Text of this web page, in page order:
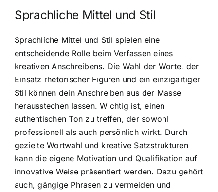
Sprachliche Mittel und Stil
Sprachliche Mittel und Stil spielen eine
entscheidende Rolle beim Verfassen eines
kreativen Anschreibens. Die Wahl der Worte, der
Einsatz rhetorischer Figuren und ein einzigartiger
Stil können dein Anschreiben aus der Masse
herausstechen lassen. Wichtig ist, einen
authentischen Ton zu treffen, der sowohl
professionell als auch persönlich wirkt. Durch
gezielte Wortwahl und kreative Satzstrukturen
kann die eigene Motivation und Qualifikation auf
innovative Weise präsentiert werden. Dazu gehört
auch, gängige Phrasen zu vermeiden und